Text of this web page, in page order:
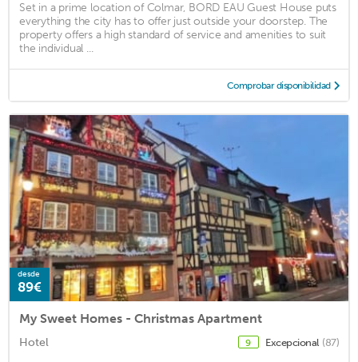
Set in a prime location of Colmar, BORD EAU Guest House puts
everything the city has to offer just outside your doorstep. The
property offers a high standard of service and amenities to suit
the individual ...
Comprobar disponibilidad
desde
89€
My Sweet Homes - Christmas Apartment
Hotel 9 Excepcional (87)